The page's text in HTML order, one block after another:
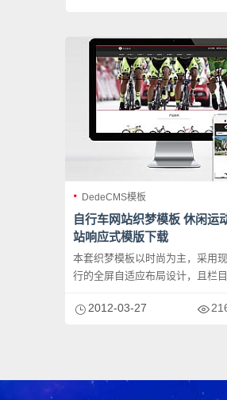
DedeCMS模板
自行车网站织梦模板 休闲运
站响应式模版下载
本套织梦模板以时尚为主，采用
行的全屏自适应布局设计，且栏目
小而自动响应式排版，很大程度
2012-03-27